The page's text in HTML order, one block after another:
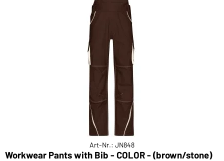
Art-Nr.: JN848
Workwear Pants with Bib - COLOR - (brown/stone)